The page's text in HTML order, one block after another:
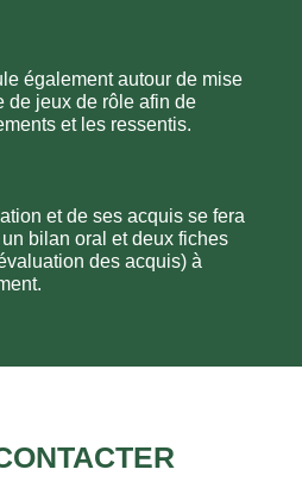
également autour de mise
de jeux de rôle afin de
et les ressentis.
et de ses acquis se fera
bilan oral et deux fiches
des acquis) à